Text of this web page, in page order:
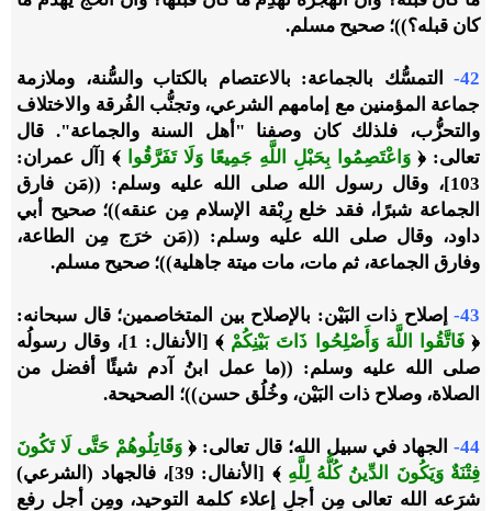
كان قبله؟))؛ صحيح مسلم.
42-
التمسُّك بالجماعة: بالاعتصام بالكتاب والسُّنة، وملازمة
جماعة المؤمنين مع إمامهم الشرعي، وتجنُّب الفُرقة والاختلاف
والتحزُّب، فلذلك كان وصفنا "أهل السنة والجماعة". قال
تعالى: ﴿ وَاعْتَصِمُوا بِحَبْلِ اللَّهِ جَمِيعًا وَلَا تَفَرَّقُوا
﴾ [آل عمران:
103]، وقال رسول الله صلى الله عليه وسلم: ((مَن فارق
الجماعة شبرًا، فقد خلع رِبْقة الإسلام مِن عنقه))؛ صحيح أبي
داود، وقال صلى الله عليه وسلم: ((مَن خرَج مِن الطاعة،
وفارق الجماعة، ثم مات، مات ميتة جاهلية))؛ صحيح مسلم.
43-
إصلاح ذات البَيْن: بالإصلاح بين المتخاصمين؛ قال سبحانه:
﴿فَاتَّقُوا اللَّهَ وَأَصْلِحُوا ذَاتَ بَيْنِكُمْ
﴾ [الأنفال: 1]، وقال رسولُه
صلى الله عليه وسلم: ((ما عمل ابنُ آدم شيئًا أفضل من
الصلاة، وصلاح ذات البَيْن، وخُلُق حسن))؛ الصحيحة.
44- الجهاد في سبيل الله؛ قال تعالى: ﴿ وَقَاتِلُوهُمْ حَتَّى لَا تَكُونَ
فِتْنَةٌ وَيَكُونَ الدِّينُ كُلُّهُ لِلَّهِ
﴾ [الأنفال: 39]، فالجهاد (الشرعي)
شرَعه الله تعالى مِن أجلِ إعلاء كلمة التوحيد، ومِن أجل رفع